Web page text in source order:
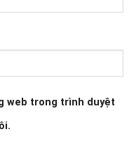
web trong trình duyệt